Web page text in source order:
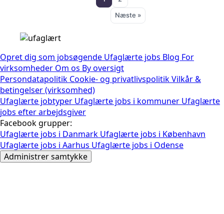
Næste »
Opret dig som jobsøgende Ufaglærte jobs Blog For
virksomheder Om os By oversigt
Persondatapolitik Cookie- og privatlivspolitikVilkår &
betingelser (virksomhed)
Ufaglærte jobtyper Ufaglærte jobs i kommuner Ufaglærte
jobs efter arbejdsgiver
Facebook grupper:
Ufaglærte jobs i Danmark Ufaglærte jobs i København
Ufaglærte jobs i Aarhus Ufaglærte jobs i Odense
Administrer samtykke